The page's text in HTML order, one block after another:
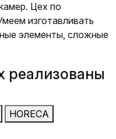
Цех по
изготавливать
элементы, сложные
реализованы
HORECA